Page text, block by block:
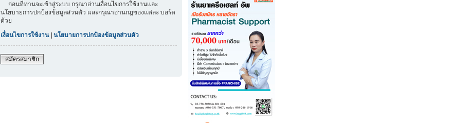
ก่อนที่ท่านจะเข้าสู่ระบบ กรุณาอ่านเงื่อนไขการใช้งานและ
นโยบายการปกป้องข้อมูลส่วนตัว และกรุณาอ่านกฎของแต่ละ บอร์ด
ด้วย
เงื่อนไขการใช้งาน| นโยบายการปกป้องข้อมูลส่วนตัว
สมัครสมาชิก